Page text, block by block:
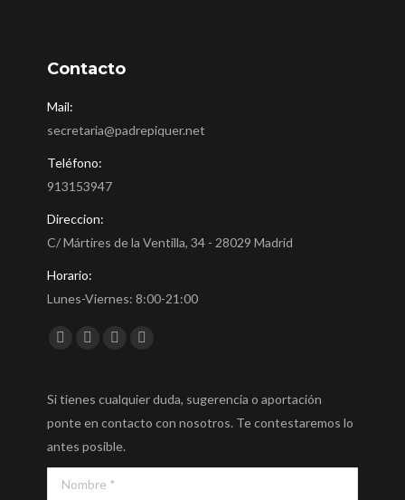
Contacto
Mail:
secretaria@padrepiquer.net
Teléfono:
913153947
Direccion:
C/ Mártires de la Ventilla, 34 - 28029 Madrid
Horario:
Lunes-Viernes: 8:00-21:00
Encuéntranos en:
Si tienes cualquier duda, sugerencia o aportación
ponte en contacto con nosotros. Te contestaremos lo
antes posible.